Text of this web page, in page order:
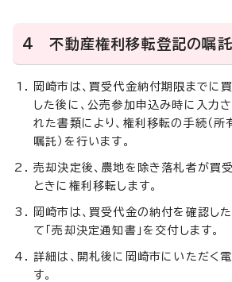
4 不動産権利移転登記の嘱託
岡崎市は、買受代金納付期限までに
した後に、公売参加申込み時に入力
れた書類により、権利移転の手続（
嘱託）を行います。
売却決定後、農地を除き落札者が買
ときに権利移転します。
岡崎市は、買受代金の納付を確認し
て「売却決定通知書」を交付します。
詳細は、開札後に岡崎市にいただく
す。